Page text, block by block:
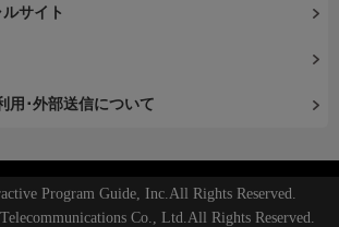
サイト
用･外部送信について
Program Guide, Inc.All Rights Reserved.
Co., Ltd.All Rights Reserved.